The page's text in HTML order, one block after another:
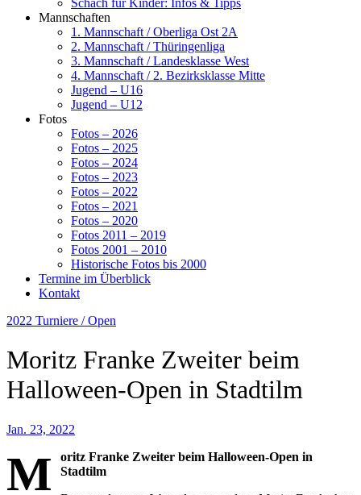
Schach für Kinder: Infos & Tipps
Mannschaften
1. Mannschaft / Oberliga Ost 2A
2. Mannschaft / Thüringenliga
3. Mannschaft / Landesklasse West
4. Mannschaft / 2. Bezirksklasse Mitte
Jugend – U16
Jugend – U12
Fotos
Fotos – 2026
Fotos – 2025
Fotos – 2024
Fotos – 2023
Fotos – 2022
Fotos – 2021
Fotos – 2020
Fotos 2011 – 2019
Fotos 2001 – 2010
Historische Fotos bis 2000
Termine im Überblick
Kontakt
2022 Turniere / Open
Moritz Franke Zweiter beim
Halloween-Open in Stadtilm
Jan. 23, 2022
M
oritz Franke Zweiter beim Halloween-Open in
Stadtilm